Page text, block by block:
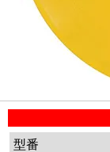
型番